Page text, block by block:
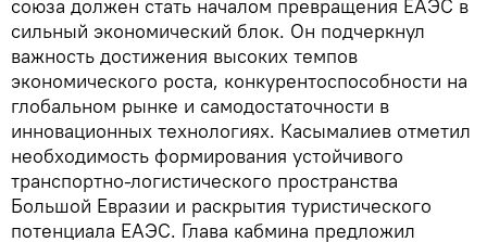
союза должен стать началом превращения ЕАЭС в
сильный экономический блок. Он подчеркнул
важность достижения высоких темпов
экономического роста, конкурентоспособности на
глобальном рынке и самодостаточности в
инновационных технологиях. Касымалиев отметил
необходимость формирования устойчивого
транспортно-логистического пространства
Большой Евразии и раскрытия туристического
потенциала ЕАЭС. Глава кабмина предложил